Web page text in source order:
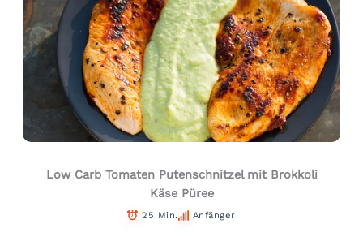
Low Carb Tomaten Putenschnitzel mit Brokkoli
Käse Püree
25 Min. Anfänger